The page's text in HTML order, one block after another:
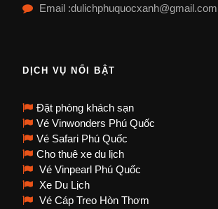
Email :dulichphuquocxanh@gmail.com
DỊCH VỤ NỔI BẬT
Đặt phòng khách sạn
Vé Vinwonders Phú Quốc
Vé Safari Phú Quốc
Cho thuê xe du lịch
Vé Vinpearl Phú Quốc
Xe Du Lịch
Vé Cáp Treo Hòn Thơm